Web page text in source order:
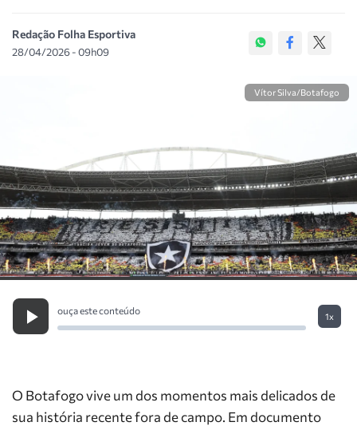
Redação Folha Esportiva
28/04/2026 - 09h09
Vítor Silva/Botafogo
ouça este conteúdo
1x
O Botafogo vive um dos momentos mais delicados de
sua história recente fora de campo. Em documento